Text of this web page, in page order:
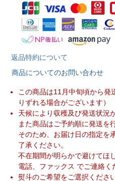
返品特約について
商品についてのお問い合わせ
この商品は11月中旬頃から発
りずれる場合がございます）
天候により収穫及び発送状況
また商品はご予約順に発送を
そのため、お届け日の指定を
了承ください。
不在期間が明らかで避けてほ
電話、ファックス でご連絡く
熨斗のご希望をご選択ください